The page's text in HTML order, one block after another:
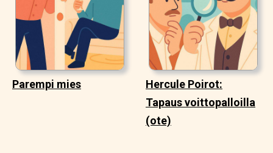
Parempi mies
Hercule Poirot:
Tapaus voittopalloilla
(ote)